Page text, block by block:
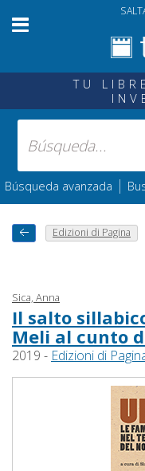
TU
Búsqueda avanzada |
Edizioni di Pagina
Sica, Anna
Il salto
Meli al cunto
2019 - Edizioni di